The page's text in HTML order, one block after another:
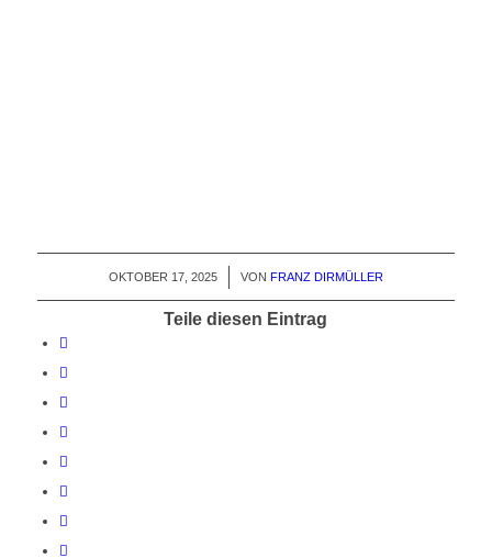
OKTOBER 17, 2025
/ VON FRANZ DIRMÜLLER
Teile diesen Eintrag